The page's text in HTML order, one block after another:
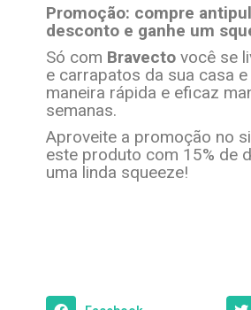
Promoção: compre
desconto e ganhe um
Só com Bravecto você se
e carrapatos da sua casa
maneira rápida e eficaz
semanas.
Aproveite a promoção no
este produto com 15% de
uma linda squeeze!